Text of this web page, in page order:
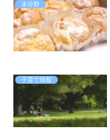
未分類
子育て情報